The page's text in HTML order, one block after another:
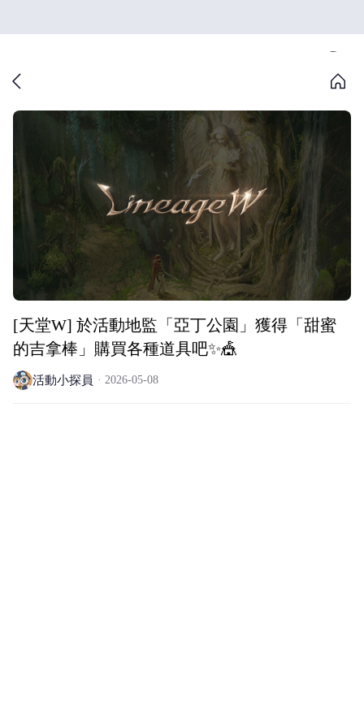
[天堂W] 於活動地監「亞丁公園」獲得「甜蜜
的吉拿棒」購買各種道具吧✨🎪
活動小探員 2026-05-08